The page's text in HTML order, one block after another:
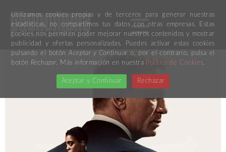
Utilizamos cookies propias y de terceros para generar nuestras
estadísticas, no compartimos tus datos con otras empresas. Estas
cookies nos permiten poder mejorar nuestros contenidos y mostrar
publicidad y ofertas personalizadas. Puedes activar estas cookies
pulsando el botónAceptar y Continuar o, por el contrario, pulsa el
botón Rechazar . Más información en nuestra Política de Cookies
Aceptar y Continuar Rechazar